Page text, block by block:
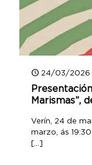
24/03/2026
Marismas”,
Verín, 24 de
marzo, ás
[…]